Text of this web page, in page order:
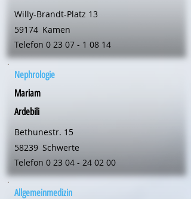
Willy-Brandt-Platz 13
59174 Kamen
Telefon 0 23 07 - 1 08 14
Nephrologie
Mariam
Ardebili
Bethunestr. 15
58239 Schwerte
Telefon 0 23 04 - 24 02 00
Allgemeinmedizin